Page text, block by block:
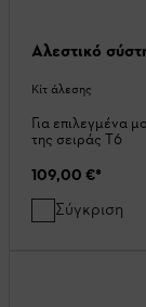
Αλεστικό
Κίτ άλεσης
Για επιλεγμένα
της σειράς T6
109,00 €*
Σύγκριση